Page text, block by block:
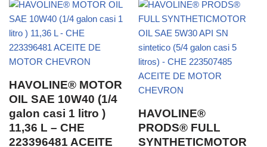
HAVOLINE® MOTOR
OIL SAE 10W40 (1/4
galon casi 1 litro )
11,36 L – CHE
223396481 ACEITE
HAVOLINE®
PRODS® FULL
SYNTHETICMOTOR